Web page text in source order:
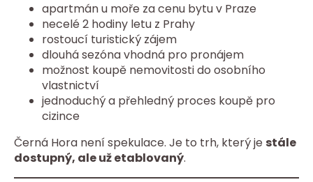
apartmán u moře za cenu bytu v Praze
necelé 2 hodiny letu z Prahy
rostoucí turistický zájem
dlouhá sezóna vhodná pro pronájem
možnost koupě nemovitosti do osobního
vlastnictví
jednoduchý a přehledný proces koupě pro
cizince
Černá Hora není spekulace. Je to trh, který je stále
dostupný, ale už etablovaný.